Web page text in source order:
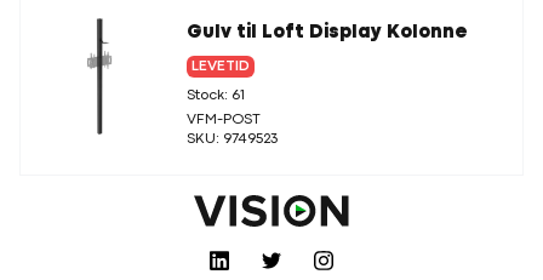
Gulv til Loft Display Kolonne
LEVETID
Stock: 61
VFM-POST
SKU: 9749523